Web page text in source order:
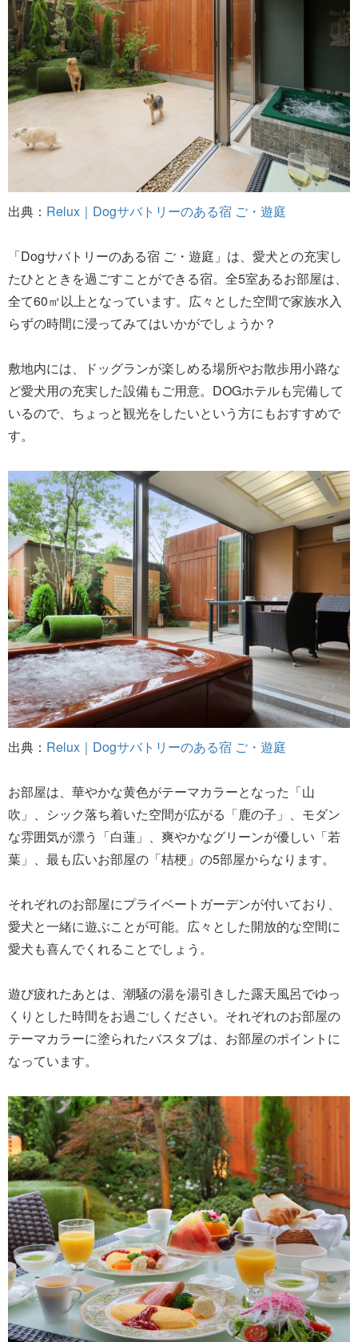
出典： Relux｜Dogサバトリーのある宿 ご・遊庭
「Dogサバトリーのある宿 ご・遊庭」は、愛犬との充実し
たひとときを過ごすことができる宿。全5室あるお部屋は、
全て60㎡以上となっています。広々とした空間で家族水入
らずの時間に浸ってみてはいかがでしょうか？
敷地内には、ドッグランが楽しめる場所やお散歩用小路な
ど愛犬用の充実した設備もご用意。DOGホテルも完備して
いるので、ちょっと観光をしたいという方にもおすすめで
す。
出典： Relux｜Dogサバトリーのある宿 ご・遊庭
お部屋は、華やかな黄色がテーマカラーとなった「山
吹」、シック落ち着いた空間が広がる「鹿の子」、モダン
な雰囲気が漂う「白蓮」、爽やかなグリーンが優しい「若
葉」、最も広いお部屋の「桔梗」の5部屋からなります。
それぞれのお部屋にプライベートガーデンが付いており、
愛犬と一緒に遊ぶことが可能。広々とした開放的な空間に
愛犬も喜んでくれることでしょう。
遊び疲れたあとは、潮騒の湯を湯引きした露天風呂でゆっ
くりとした時間をお過ごしください。それぞれのお部屋の
テーマカラーに塗られたバスタブは、お部屋のポイントに
なっています。